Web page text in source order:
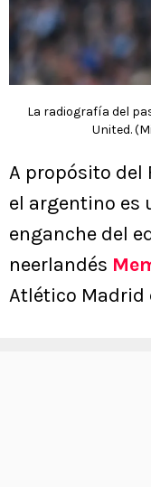
La radiografía del
United.
A propósito del
el argentino es
enganche del
neerlandés
Atlético Madrid